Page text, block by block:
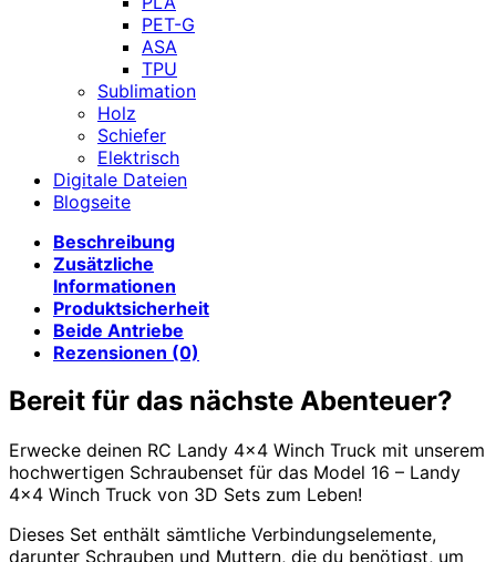
PET-G
ASA
TPU
Sublimation
Holz
Schiefer
Elektrisch
Digitale Dateien
Blogseite
Beschreibung
Zusätzliche
Informationen
Produktsicherheit
Beide Antriebe
Rezensionen (0)
Bereit für das nächste Abenteuer?
Erwecke deinen RC Landy 4×4 Winch Truck mit unserem
hochwertigen Schraubenset für das Model 16 – Landy
4×4 Winch Truck von 3D Sets zum Leben!
Dieses Set enthält sämtliche Verbindungselemente,
darunter Schrauben und Muttern, die du benötigst, um